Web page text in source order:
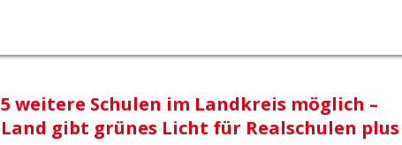
5 weitere Schulen im Landkreis möglich –
Land gibt grünes Licht für Realschulen plus